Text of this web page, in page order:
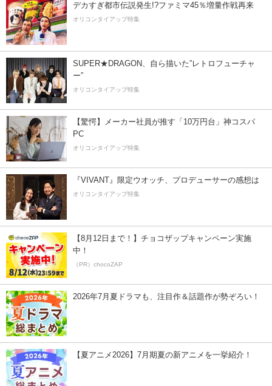
デカすぎ都市伝説発生!?ファミマ45％増量作戦再来
オリコンタイアップ特集
SUPER★DRAGON、自ら描いた”レトロフューチャ
ー”
オリコンタイアップ特集
【驚愕】メーカー社員が推す「10万円台」神コスパ
PC
オリコンタイアップ特集
『VIVANT』限定ウオッチ、プロデューサーの感想は
オリコンタイアップ特集
【8月12日まで！】チョコザップキャンペーン実施
中！
（PR）chocoZAP
2026年7月夏ドラマも、注目作＆話題作が勢ぞろい！
【夏アニメ2026】7月期夏の新アニメを一挙紹介！